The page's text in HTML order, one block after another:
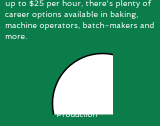
up to $25 per hour, there's plenty of
career options available in baking,
machine operators, batch-makers and
more.
Production